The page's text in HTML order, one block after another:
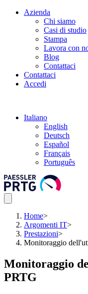
Azienda
Chi siamo
Casi di studio
Stampa
Lavora con
Blog
Contattaci
Contattaci
Accedi
Italiano
English
Deutsch
Español
Français
Português
Home>
Argomenti IT>
Prestazioni>
Monitoraggio
Monitoraggio
PRTG